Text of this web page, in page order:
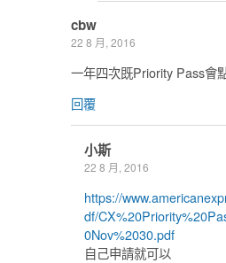
cbw
22 8 月, 2016
一年四次既Priority Pass會
回覆
小斯
22 8 月, 2016
https://
df/
0Nov%2030.pdf
自己申請就可以